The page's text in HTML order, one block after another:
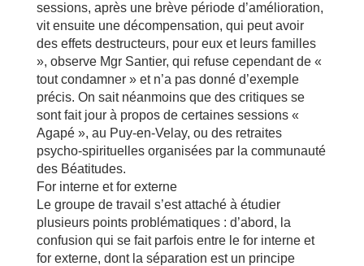
sessions, après une brève période d’amélioration,
vit ensuite une décompensation, qui peut avoir
des effets destructeurs, pour eux et leurs familles
», observe Mgr Santier, qui refuse cependant de «
tout condamner » et n’a pas donné d’exemple
précis. On sait néanmoins que des critiques se
sont fait jour à propos de certaines sessions «
Agapé », au Puy-en-Velay, ou des retraites
psycho-spirituelles organisées par la communauté
des Béatitudes.
For interne et for externe
Le groupe de travail s’est attaché à étudier
plusieurs points problématiques : d’abord, la
confusion qui se fait parfois entre le for interne et
for externe, dont la séparation est un principe